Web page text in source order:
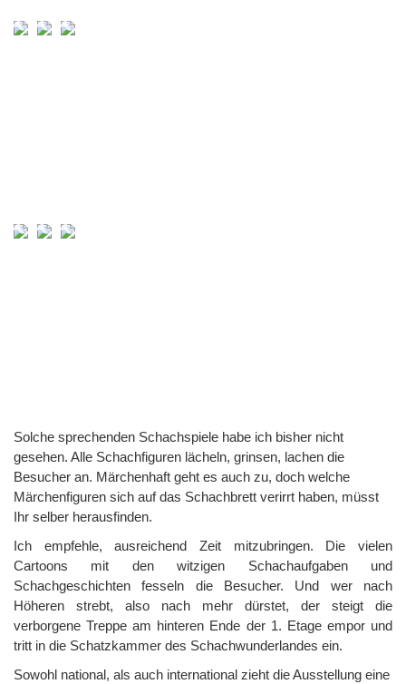
Solche sprechenden Schachspiele habe ich bisher nicht
gesehen. Alle Schachfiguren lächeln, grinsen, lachen die
Besucher an. Märchenhaft geht es auch zu, doch welche
Märchenfiguren sich auf das Schachbrett verirrt haben, müsst
Ihr selber herausfinden.
Ich empfehle, ausreichend Zeit mitzubringen. Die vielen
Cartoons mit den witzigen Schachaufgaben und
Schachgeschichten fesseln die Besucher. Und wer nach
Höheren strebt, also nach mehr dürstet, der steigt die
verborgene Treppe am hinteren Ende der 1. Etage empor und
tritt in die Schatzkammer des Schachwunderlandes ein.
Sowohl national, als auch international zieht die Ausstellung eine